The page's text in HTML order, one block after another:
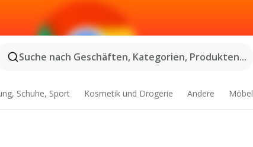
Suche nach Geschäften, Kategorien, Produkten...
Schuhe, Sport Kosmetik und Drogerie Andere Möbel